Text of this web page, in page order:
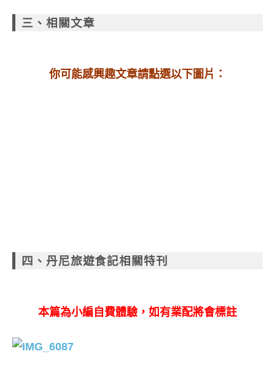
三、相關文章
你可能感興趣文章請點選以下圖片：
四、 丹尼旅遊食記相關特刊
本篇為小編自費體驗，如有業配將會標註